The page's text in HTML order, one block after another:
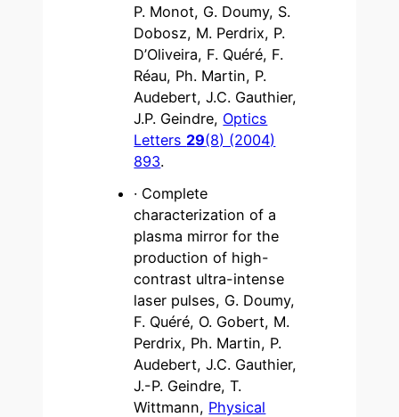
P. Monot, G. Doumy, S.
Dobosz, M. Perdrix, P.
D’Oliveira, F. Quéré, F.
Réau, Ph. Martin, P.
Audebert, J.C. Gauthier,
J.­P. Geindre, Optics
Letters 29(8) (2004)
893.
· Complete
characterization of a
plasma mirror for the
production of high-
contrast ultra-intense
laser pulses, G. Doumy,
F. Quéré, O. Gobert, M.
Perdrix, Ph. Martin, P.
Audebert, J.C. Gauthier,
J.-P. Geindre, T.
Wittmann, Physical